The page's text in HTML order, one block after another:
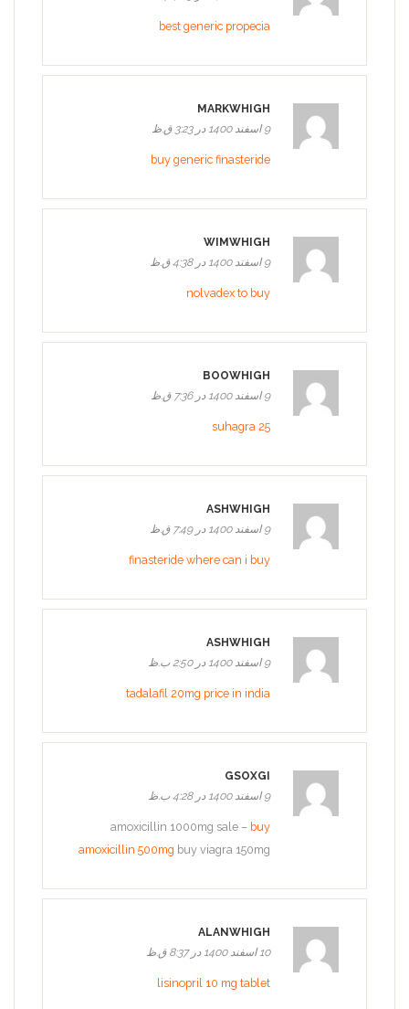
best generic propecia
MARKWHIGH
9 اسفند 1400 در 3:23 ق.ظ
buy generic finasteride
WIMWHIGH
9 اسفند 1400 در 4:38 ق.ظ
nolvadex to buy
BOOWHIGH
9 اسفند 1400 در 7:36 ق.ظ
suhagra 25
ASHWHIGH
9 اسفند 1400 در 7:49 ق.ظ
finasteride where can i buy
ASHWHIGH
9 اسفند 1400 در 2:50 ب.ظ
tadalafil 20mg price in india
GSOXGI
9 اسفند 1400 در 4:28 ب.ظ
amoxicillin 1000mg sale – buy
amoxicillin 500mg buy viagra 150mg
ALANWHIGH
10 اسفند 1400 در 8:37 ق.ظ
lisinopril 10 mg tablet